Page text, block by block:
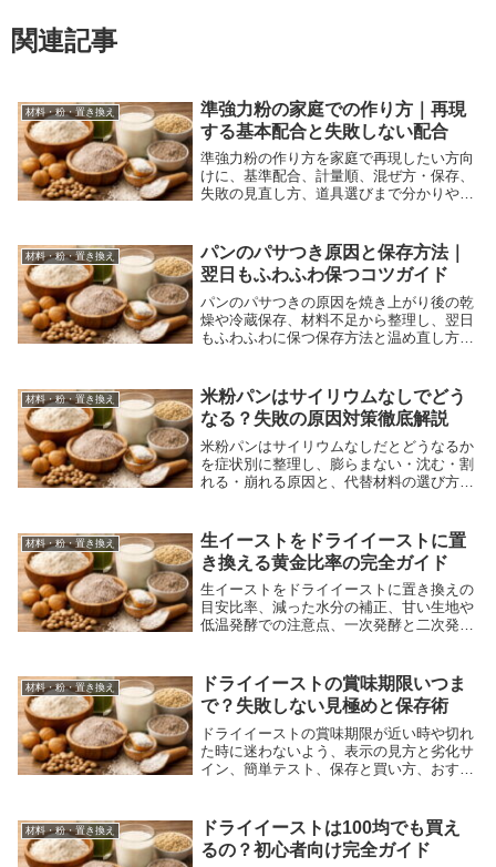
関連記事
材料・粉・置き換え
準強力粉の家庭での作り方｜再現
する基本配合と失敗しない配合
準強力粉の作り方を家庭で再現したい方向
けに、基準配合、計量順、混ぜ方・保存、
失敗の見直し方、道具選びまで分かりやす
材料・粉・置き換え
パンのパサつき原因と保存方法｜
翌日もふわふわ保つコツガイド
パンのパサつきの原因を焼き上がり後の乾
燥や冷蔵保存、材料不足から整理し、翌日
もふわふわに保つ保存方法と温め直し方を
材料・粉・置き換え
米粉パンはサイリウムなしでどう
なる？失敗の原因対策徹底解説
米粉パンはサイリウムなしだとどうなるか
を症状別に整理し、膨らまない・沈む・割
れる・崩れる原因と、代替材料の選び方、
材料・粉・置き換え
生イーストをドライイーストに置
き換える黄金比率の完全ガイド
生イーストをドライイーストに置き換えの
目安比率、減った水分の補正、甘い生地や
低温発酵での注意点、一次発酵と二次発酵
材料・粉・置き換え
ドライイーストの賞味期限いつま
で？失敗しない見極めと保存術
ドライイーストの賞味期限が近い時や切れ
た時に迷わないよう、表示の見方と劣化サ
イン、簡単テスト、保存と買い方、おすす
材料・粉・置き換え
ドライイーストは100均でも買え
るの？初心者向け完全ガイド